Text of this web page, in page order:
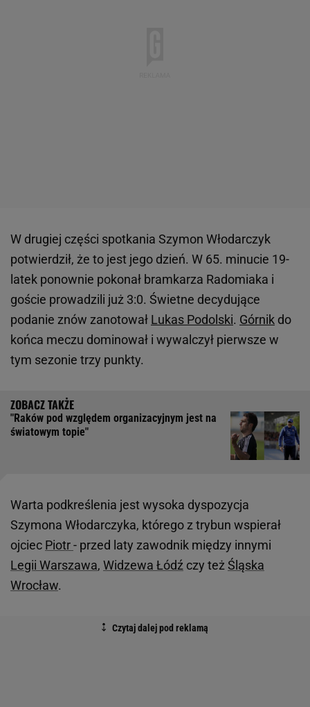
W drugiej części spotkania Szymon Włodarczyk
potwierdził, że to jest jego dzień. W 65. minucie 19-
latek ponownie pokonał bramkarza Radomiaka i
goście prowadzili już 3:0. Świetne decydujące
podanie znów zanotował Lukas Podolski. Górnik do
końca meczu dominował i wywalczył pierwsze w
tym sezonie trzy punkty.
"Raków pod względem organizacyjnym jest na
światowym topie"
Warta podkreślenia jest wysoka dyspozycja
Szymona Włodarczyka, którego z trybun wspierał
ojciec Piotr- przed laty zawodnik między innymi
Legii Warszawa, Widzewa Łódź czy też Śląska
Wrocław.